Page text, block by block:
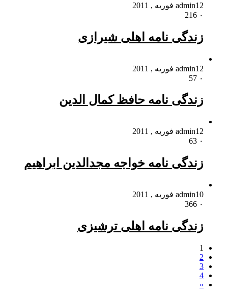
admin12 فوریه , 2011
۰
زندگی نامه اهلی شیرازی
admin12 فوریه , 2011
۰
زندگی نامه حافظ کمال الدین
admin12 فوریه , 2011
۰
زندگی نامه خواجه مجدالدین ابراهیم
admin10 فوریه , 2011
۰
زندگی نامه اهلی ترشیزی
1
2
3
4
»